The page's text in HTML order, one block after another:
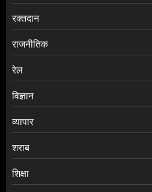
रक्तदान
राजनीतिक
रेल
विज्ञान
व्यापार
शराब
शिक्षा